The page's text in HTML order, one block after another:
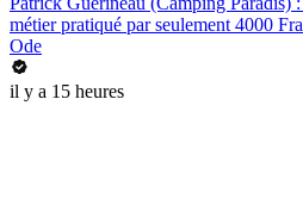
métier pratiqué par seulement 4000
Ode
il y a 15 heures